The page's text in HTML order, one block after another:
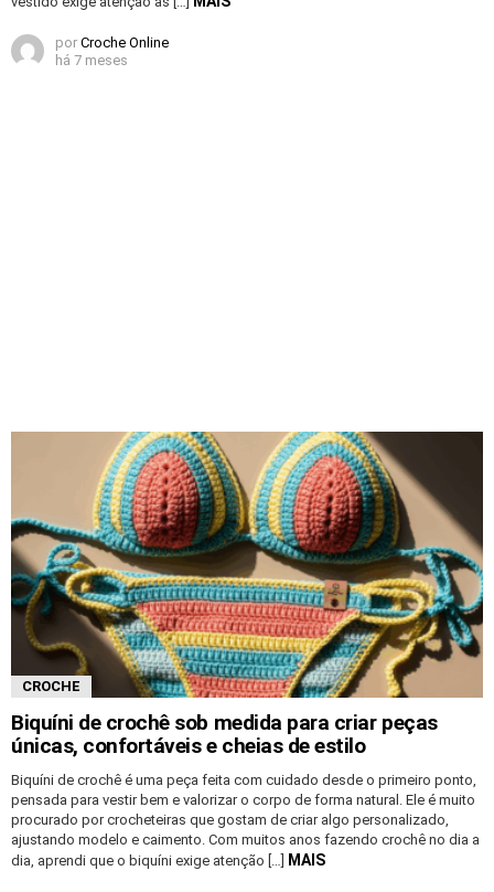
por Croche Online
há 7 meses
CROCHE
Biquíni de crochê sob medida para criar peças
únicas, confortáveis e cheias de estilo
Biquíni de crochê é uma peça feita com cuidado desde o primeiro ponto,
pensada para vestir bem e valorizar o corpo de forma natural. Ele é muito
procurado por crocheteiras que gostam de criar algo personalizado,
ajustando modelo e caimento. Com muitos anos fazendo crochê no dia a
dia, aprendi que o biquíni exige atenção […]
MAIS